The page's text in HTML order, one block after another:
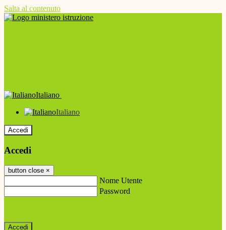
Salta al contenuto
Italiano
Italiano
Accedi
Accedi
button close ×
Nome Utente
Password